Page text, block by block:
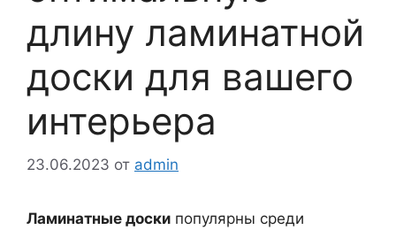
длину ламинатной
доски для вашего
интерьера
23.06.2023 от admin
Ламинатные доски популярны среди